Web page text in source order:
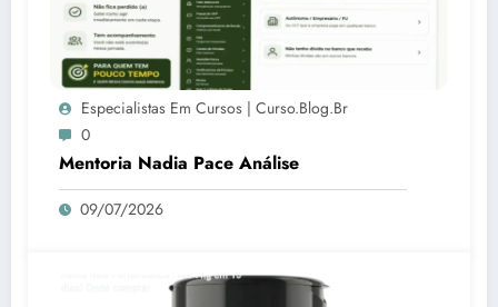
Especialistas Em Cursos | Curso.blog.br
0
Mentoria Nadia Pace Análise
09/07/2026